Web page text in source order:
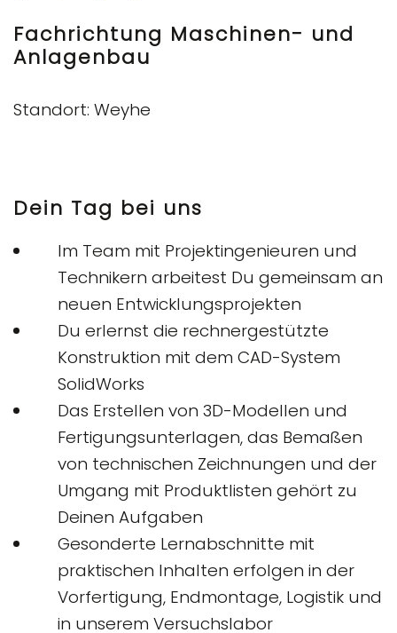
Fachrichtung Maschinen- und
Anlagenbau
Standort: Weyhe
Dein Tag bei uns
Im Team mit Projektingenieuren und
Technikern arbeitest Du gemeinsam an
neuen Entwicklungsprojekten
Du erlernst die rechnergestützte
Konstruktion mit dem CAD-System
SolidWorks
Das Erstellen von 3D-Modellen und
Fertigungsunterlagen, das Bemaßen
von technischen Zeichnungen und der
Umgang mit Produktlisten gehört zu
Deinen Aufgaben
Gesonderte Lernabschnitte mit
praktischen Inhalten erfolgen in der
Vorfertigung, Endmontage, Logistik und
in unserem Versuchslabor